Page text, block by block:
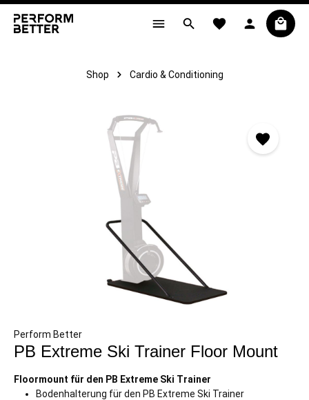
springen
Shop Cardio & Conditioning
Bildergalerie überspringen
Perform Better
PB Extreme Ski Trainer Floor Mount
Floormount für den PB Extreme Ski Trainer
Bodenhalterung für den PB Extreme Ski Trainer